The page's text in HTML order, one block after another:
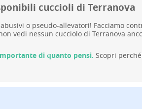
cuccioli di Terranova
o pseudo-allevatori! Facciamo
vedi nessun cucciolo di Terranova
di quanto pensi. Scopri